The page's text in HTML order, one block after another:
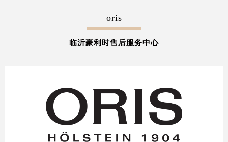
oris
临沂豪利时售后服务中心